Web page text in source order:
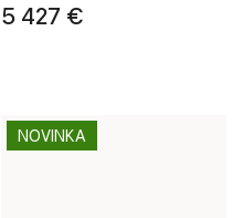
5 427 €
NOVINKA